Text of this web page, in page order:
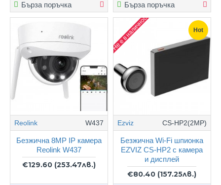
Бърза поръчка Бърза поръчка
Reolink W437
Безжична 8MP IP камера
Reolink W437
€129.60 (253.47лв.)
Hot
Не е в наличност
Ezviz CS-HP2(2MP)
Безжична Wi-Fi шпионка
EZVIZ CS-HP2 с камера
и дисплей
€80.40 (157.25лв.)